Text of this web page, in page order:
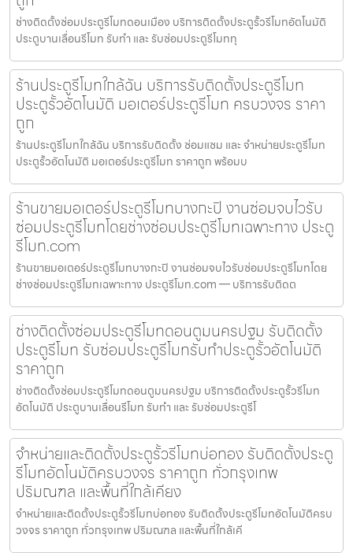
ช่างติดตั้งซ่อมประตูรีโมทดอนเมือง บริการติดตั้งประตูรั้วรีโมทอัตโนมัติ
ประตูบานเลื่อนรีโมท รับทำ และ รับซ่อมประตูรีโมททุ
ร้านประตูรีโมทใกล้ฉัน บริการรับติดตั้งประตูรีโมท
ประตูรั้วอัตโนมัติ มอเตอร์ประตูรีโมท ครบวงจร ราคา
ถูก
ร้านประตูรีโมทใกล้ฉัน บริการรับติดตั้ง ซ่อมแซม และ จำหน่ายประตูรีโมท
ประตูรั้วอัตโนมัติ มอเตอร์ประตูรีโมท ราคาถูก พร้อมบ
ร้านขายมอเตอร์ประตูรีโมทบางกะปิ งานซ่อมจบไวรับ
ซ่อมประตูรีโมทโดยช่างซ่อมประตูรีโมทเฉพาะทาง ประตู
รีโมท.com
ร้านขายมอเตอร์ประตูรีโมทบางกะปิ งานซ่อมจบไวรับซ่อมประตูรีโมทโดย
ช่างซ่อมประตูรีโมทเฉพาะทาง ประตูรีโมท.com — บริการรับติดต
ช่างติดตั้งซ่อมประตูรีโมทดอนตูมนครปฐม รับติดตั้ง
ประตูรีโมท รับซ่อมประตูรีโมทรับทำประตูรั้วอัตโนมัติ
ราคาถูก
ช่างติดตั้งซ่อมประตูรีโมทดอนตูมนครปฐม บริการติดตั้งประตูรั้วรีโมท
อัตโนมัติ ประตูบานเลื่อนรีโมท รับทำ และ รับซ่อมประตูรีโ
จำหน่ายและติดตั้งประตูรั้วรีโมทบ่อทอง รับติดตั้งประตู
รีโมทอัตโนมัติครบวงจร ราคาถูก ทั่วกรุงเทพ
ปริมณฑล และพื้นที่ใกล้เคียง
จำหน่ายและติดตั้งประตูรั้วรีโมทบ่อทอง รับติดตั้งประตูรีโมทอัตโนมัติครบ
วงจร ราคาถูก ทั่วกรุงเทพ ปริมณฑล และพื้นที่ใกล้เคี